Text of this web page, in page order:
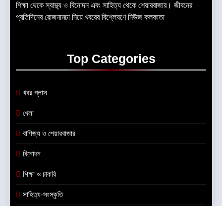
শিক্ষা থেকে স্বাস্থ্য ও বিনোদন এবং সাহিত্য থেকে শেয়ারবাজার। জীবনের
প্রতিদিনের রোজনামচা নিয়ে খবরের বিশ্লেষণে নিউজ কলকাতা
Top Categories
খবর প্লাস
খেলা
বাণিজ্য ও শেয়ারবাজার
বিনোদন
শিক্ষা ও চাকরি
সাহিত্য-সংস্কৃতি